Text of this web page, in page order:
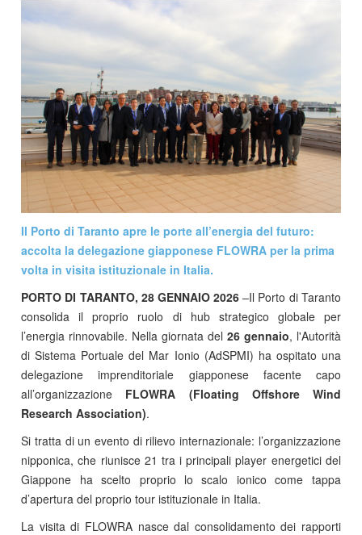
Il Porto di Taranto apre le porte all’energia del futuro:
accolta la delegazione giapponese FLOWRA per la prima
volta in visita istituzionale in Italia.
PORTO DI TARANTO, 28 GENNAIO 2026 –Il Porto di Taranto
consolida il proprio ruolo di hub strategico globale per
l’energia rinnovabile. Nella giornata del 26 gennaio, l'Autorità
di Sistema Portuale del Mar Ionio (AdSPMI) ha ospitato una
delegazione imprenditoriale giapponese facente capo
all’organizzazione FLOWRA (Floating Offshore Wind
Research Association).
Si tratta di un evento di rilievo internazionale: l’organizzazione
nipponica, che riunisce 21 tra i principali player energetici del
Giappone ha scelto proprio lo scalo ionico come tappa
d’apertura del proprio tour istituzionale in Italia.
La visita di FLOWRA nasce dal consolidamento dei rapporti